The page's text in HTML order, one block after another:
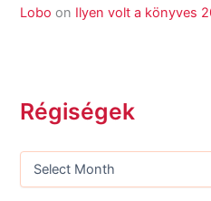
Lobo on Ilyen volt a könyves
Régiségek